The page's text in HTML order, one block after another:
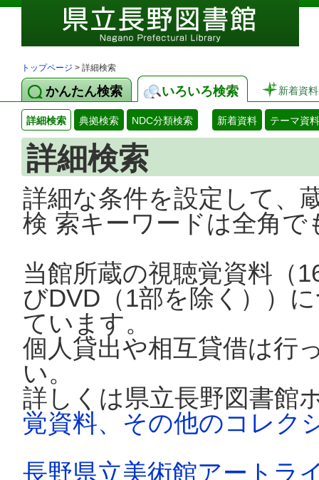
トップページ > 詳細検索
かんたん検索 いろいろ検索 新着資料
詳細検索 典拠検索 NDC分類検索 新着資料 テーマ資料
詳細検索
詳細な条件を設定して、
検 索キーワードは全角
当館所蔵の視聴覚資料（
びDVD（1部を除く））
ています。
個人貸出や相互貸借は行
い。
詳しくは県立長野図書館
覚資料、その他のコレク
長野県立美術館アートラ